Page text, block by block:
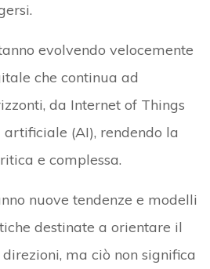
evolvendo velocemente
che continua ad
da Internet of Things
artificiale (AI), rendendo la
e complessa.
nuove tendenze e modelli
destinate a orientare il
ma ciò non significa